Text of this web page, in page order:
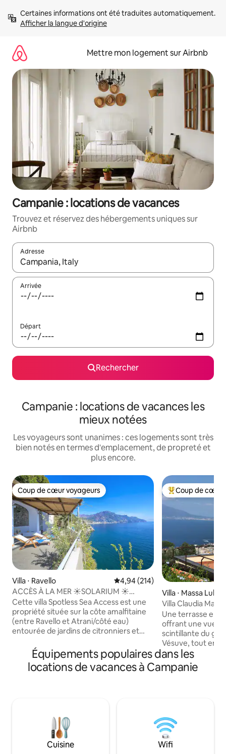
directement
Afficher la langue d'origine
Mettre mon logement sur Airbnb
Campanie : locations de vacances
Trouvez et réservez des hébergements uniques sur
Airbnb
Adresse
Lorsque les résultats s'affichent, utilisez les flèches vers le
Arrivée
Départ
Rechercher
Campanie : locations de vacances les
mieux notées
Les voyageurs sont unanimes : ces logements sont très
bien notés en termes d'emplacement, de propreté et
plus encore.
Coup de cœur voyageurs
Coup de cœur voyageurs
Villa ⋅ Ravello Évaluation moyenne sur la
4,94 (214)
ACCÈS À LA MER ☀️SOLARIUM ☀️
PARKING ☀️ RAVELLO SEASIDE
Cette villa Spotless Sea Access est une
propriété située sur la côte amalfitaine
(entre Ravello et Atrani/côté eau)
entourée de jardins de citronniers et
un accès direct à la mer. Elle peut
accueillir 3 personnes. Parking disponible
moyennant des frais supplémentaires.
l'assainissement. ⦿ Distances : Ravello
(3 km) Amalfi (1,5 km) Atrani (1 km)
Positano (17 km) Minori (2,5 km) Île de
Capri (en bateau).
Coups de cœur
Coup de cœur
Villa ⋅ Massa
Villa Claudia
luxe
Une terrasse
offrant une vue
scintillante du
Vésuve, tout en
jacuzzi. La villa
d'exception,
majolique faits à
locaux, chaises
Sant'Agata sui
avec des
trattoria, un
Équipements populaires dans les
locations de vacances à Campanie
Cuisine Wifi